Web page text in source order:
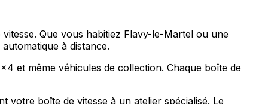
Que vous habitiez Flavy-le-Martel ou une
à distance.
et même véhicules de collection. Chaque boîte de
boîte de vitesse à un atelier spécialisé. Le